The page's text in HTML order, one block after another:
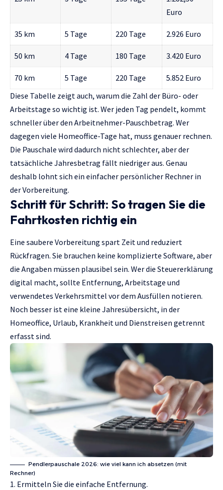
Euro
35 km 5 Tage 220 Tage 2.926 Euro
50 km 4 Tage 180 Tage 3.420 Euro
70 km 5 Tage 220 Tage
5.852 Euro
Diese Tabelle zeigt auch, warum die Zahl der Büro- oder
Arbeitstage so wichtig ist. Wer jeden Tag pendelt, kommt
schneller über den Arbeitnehmer-Pauschbetrag. Wer
dagegen viele Homeoffice-Tage hat, muss genauer rechnen.
Die Pauschale wird dadurch nicht schlechter, aber der
tatsächliche Jahresbetrag fällt niedriger aus. Genau
deshalb lohnt sich ein einfacher persönlicher Rechner in
der Vorbereitung.
Schritt für Schritt: So tragen Sie die
Fahrtkosten richtig ein
Eine saubere Vorbereitung spart Zeit und reduziert
Rückfragen. Sie brauchen keine komplizierte Software, aber
die Angaben müssen plausibel sein. Wer die Steuererklärung
digital macht, sollte Entfernung, Arbeitstage und
verwendetes Verkehrsmittel vor dem Ausfüllen notieren.
Noch besser ist eine kleine Jahresübersicht, in der
Homeoffice, Urlaub, Krankheit und Dienstreisen getrennt
erfasst sind.
Pendlerpauschale 2026: wie viel kann ich absetzen (mit
Rechner)
Ermitteln Sie die einfache Entfernung.